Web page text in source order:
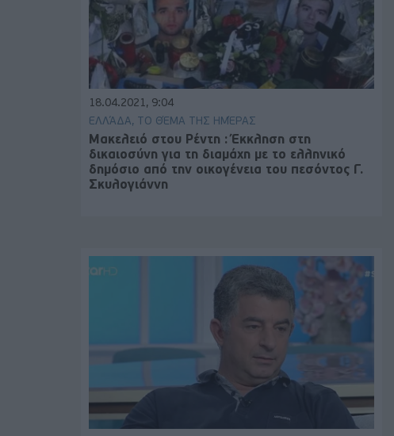
18.04.2021, 9:04
ΕΛΛΆΔΑ, ΤΟ ΘΈΜΑ ΤΗΣ ΗΜΈΡΑΣ
Μακελειό στου Ρέντη : Έκκληση στη
δικαιοσύνη για τη διαμάχη με το ελληνικό
δημόσιο από την οικογένεια του πεσόντος Γ.
Σκυλογιάννη